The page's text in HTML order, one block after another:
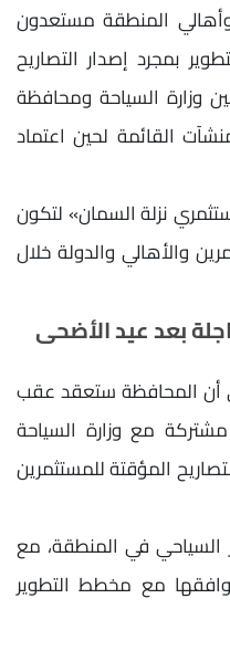
المنطقة مستعدون
بمجرد إصدار التصاريح
وزارة السياحة ومحافظة
القائمة لحين اعتماد
نزلة السمان» لتكون
والأهالي والدولة خلال
بعد عيد الأضحى
أن المحافظة ستعقد عقب
مع وزارة السياحة
المؤقتة للمستثمرين
السياحي في المنطقة، مع
مع مخطط التطوير